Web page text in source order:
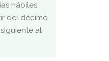
hábiles,
del décimo
al